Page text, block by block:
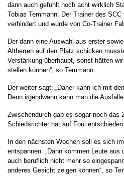
dann auch gefühlt noch acht wirklich
Tobias Temmann. Der Trainer des
verhindert und wurde von Co-Trainer
Der dann eine Auswahl aus erster
Altherren auf den Platz schicken
Verstärkung überhaupt, sonst hätten
stellen können“, so Temmann.
Der weiter sagt: „Daher kann ich mit
Denn irgendwann kann man die
Zwischendurch gab es sogar noch das
Schiedsrichter hat auf Foul
In den nächsten Wochen soll es sich
entspannen. „Dann kommen Leute aus
auch beruflich nicht mehr so
anderes Gesicht zeigen können“, so